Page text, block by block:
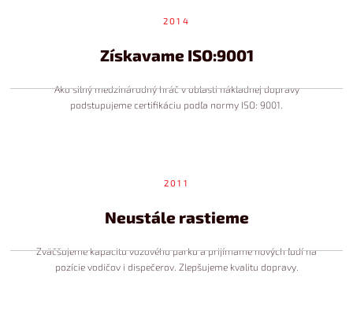
2014
Získavame ISO:9001
Ako silný medzinárodný hráč v oblasti nákladnej dopravy
podstupujeme certifikáciu podľa normy ISO: 9001.
2011
Neustále rastieme
Zväčšujeme kapacitu vozového parku a prijímame nových ľudí na
pozície vodičov i dispečerov. Zlepšujeme kvalitu dopravy.